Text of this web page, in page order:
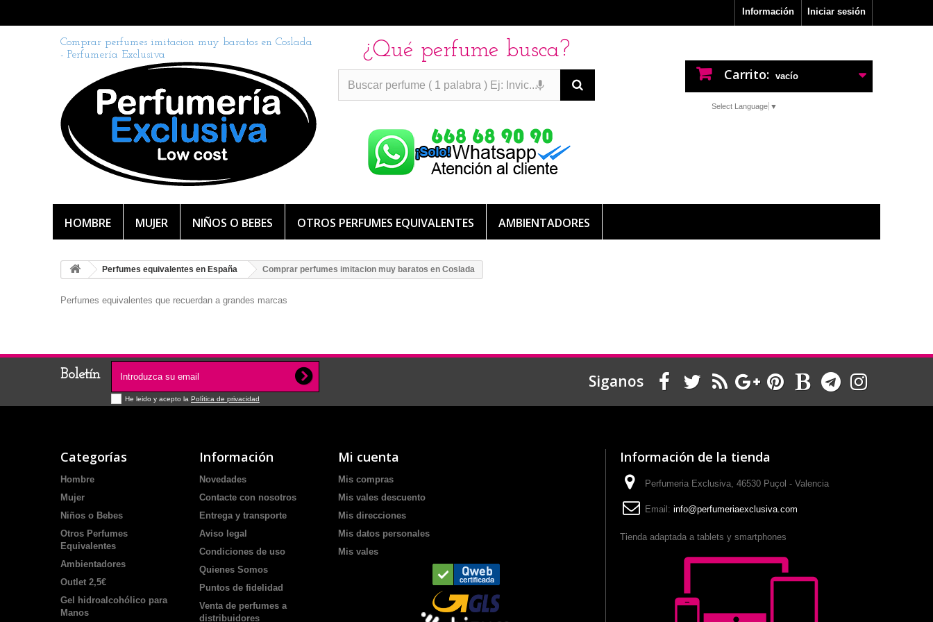
Iniciar sesión
Información
Comprar perfumes imitacion muy baratos en Coslada
- Perfumería Exclusiva
¿Qué perfume busca?
Carrito: vacío
Select Language ▼
HOMBRE MUJER NIÑOS O BEBES OTROS PERFUMES EQUIVALENTES AMBIENTADORES
Perfumes equivalentes en España Comprar perfumes imitacion muy baratos en Coslada
Perfumes equivalentes que recuerdan a grandes marcas
Boletín
He leido y acepto la Política de privacidad
Siganos
Categorías
Hombre
Mujer
Niños o Bebes
Otros Perfumes
Equivalentes
Ambientadores
Outlet 2,5€
Gel hidroalcohólico para
Manos
Información
Novedades
Contacte con nosotros
Entrega y transporte
Aviso legal
Condiciones de uso
Quienes Somos
Puntos de fidelidad
Venta de perfumes a
distribuidores
Mi cuenta
Mis compras
Mis vales descuento
Mis direcciones
Mis datos personales
Mis vales
Información de la tienda
Perfumeria Exclusiva, 46530 Puçol - Valencia
Email: info@perfumeriaexclusiva.com
Tienda adaptada a tablets y smartphones